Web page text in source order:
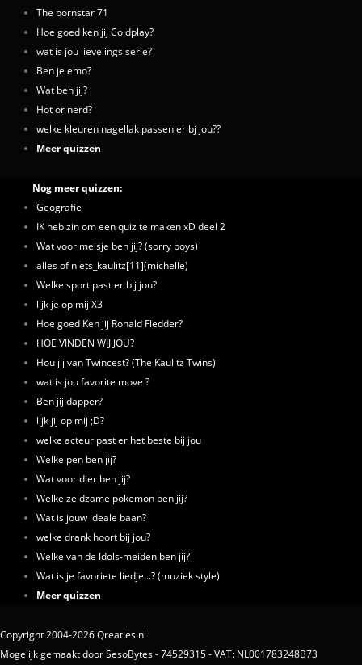
The pornstar 71
Hoe goed ken jij Coldplay?
wat is jou lievelings serie?
Ben je emo?
Wat ben jij?
Hot or nerd?
welke kleuren nagellak passen er bj jou??
Meer quizzen
Nog meer quizzen:
Geografie
IK heb zin om een quiz te maken xD deel 2
Wat voor meisje ben jij? (sorry boys)
alles of niets_kaulitz[11](michelle)
Welke sport past er bij jou?
lijk je op mij X3
Hoe goed Ken jij Ronald Fledder?
HOE VINDEN WIJ JOU?
Hou jij van Twincest? (The Kaulitz Twins)
wat is jou favorite move ?
Ben jij dapper?
lijk jij op mij ;D?
welke acteur past er het beste bij jou
Welke pen ben jij?
Wat voor dier ben jij?
Welke zeldzame pokemon ben jij?
Wat is jouw ideale baan?
welke drank hoort bij jou?
Welke van de Idols-meiden ben jij?
Wat is je favoriete liedje...? (muziek style)
Meer quizzen
Copyright 2004-2026 Qreaties.nl
Mogelijk gemaakt door SesoBytes - 74529315 - VAT: NL001783248B73